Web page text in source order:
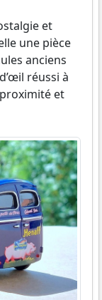
et
une pièce
anciens
réussi à
et